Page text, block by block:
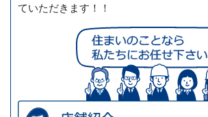
ていただきます！！